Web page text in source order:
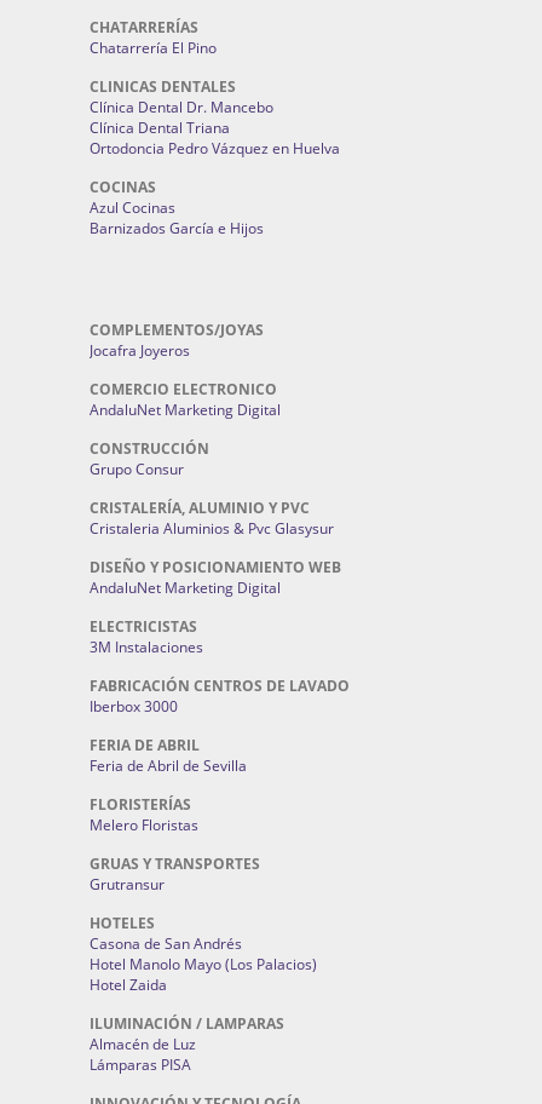
CHATARRERÍAS
Chatarrería El Pino
CLINICAS DENTALES
Clínica Dental Dr. Mancebo
Clínica Dental Triana
Ortodoncia Pedro Vázquez en Huelva
COCINAS
Azul Cocinas
Barnizados García e Hijos
COMPLEMENTOS/JOYAS
Jocafra Joyeros
COMERCIO ELECTRONICO
AndaluNet Marketing Digital
CONSTRUCCIÓN
Grupo Consur
CRISTALERÍA, ALUMINIO Y PVC
Cristaleria Aluminios & Pvc Glasysur
DISEÑO Y POSICIONAMIENTO WEB
AndaluNet Marketing Digital
ELECTRICISTAS
3M Instalaciones
FABRICACIÓN CENTROS DE LAVADO
Iberbox 3000
FERIA DE ABRIL
Feria de Abril de Sevilla
FLORISTERÍAS
Melero Floristas
GRUAS Y TRANSPORTES
Grutransur
HOTELES
Casona de San Andrés
Hotel Manolo Mayo (Los Palacios)
Hotel Zaida
ILUMINACIÓN / LAMPARAS
Almacén de Luz
Lámparas PISA